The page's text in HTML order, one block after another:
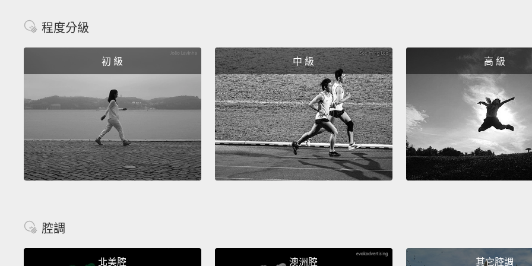
程度分級
初 級 中 級 高 級
腔調
北美腔 澳洲腔 其它腔調